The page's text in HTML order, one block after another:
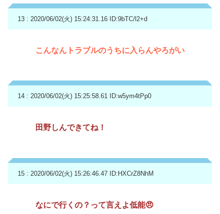
13 : 2020/06/02(火) 15:24:31.16 ID:9bTC/l2+d
こんなんトラブルのうちに入らんやろがい
14 : 2020/06/02(火) 15:25:58.61 ID:w5ym4tPp0
田野しんできてね！
15 : 2020/06/02(火) 15:26:46.47 ID:HXCrZ8NhM
なにで行くの？って言えよ低能😠